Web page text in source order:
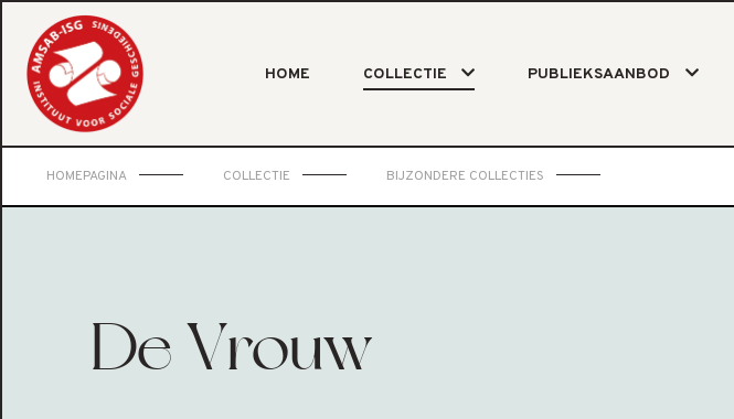
HOME COLLECTIE PUBLIEKSAANBOD
HOMEPAGINA COLLECTIE BIJZONDERE COLLECTIES
De Vrouw